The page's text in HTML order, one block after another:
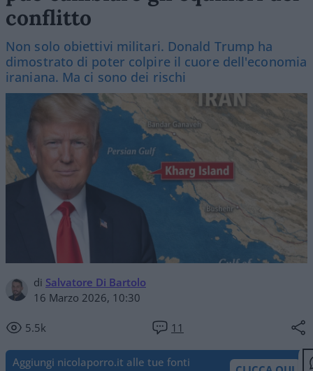
conflitto
Non solo obiettivi militari. Donald Trump ha
dimostrato di poter colpire il cuore dell'economia
iraniana. Ma ci sono dei rischi
di Salvatore Di Bartolo
16 Marzo 2026, 10:30
5.5k 11
Aggiungi nicolaporro.it alle tue fonti